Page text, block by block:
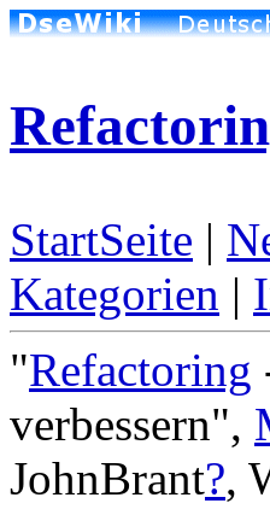
StartSeite |
Kategorien |
"Refactoring
verbessern",
JohnBrant?,